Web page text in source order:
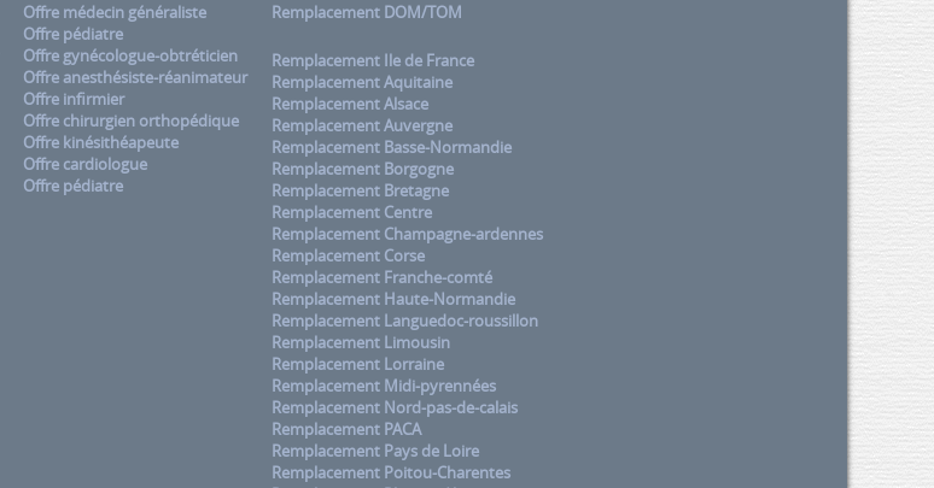
Offre médecin généraliste
Offre pédiatre
Offre gynécologue-obtréticien
Offre anesthésiste-réanimateur
Offre infirmier
Offre chirurgien orthopédique
Offre kinésithéapeute
Offre cardiologue
Offre pédiatre
Remplacement DOM/TOM
Remplacement Ile de France
Remplacement Aquitaine
Remplacement Alsace
Remplacement Auvergne
Remplacement Basse-Normandie
Remplacement Borgogne
Remplacement Bretagne
Remplacement Centre
Remplacement Champagne-ardennes
Remplacement Corse
Remplacement Franche-comté
Remplacement Haute-Normandie
Remplacement Languedoc-roussillon
Remplacement Limousin
Remplacement Lorraine
Remplacement Midi-pyrennées
Remplacement Nord-pas-de-calais
Remplacement PACA
Remplacement Pays de Loire
Remplacement Poitou-Charentes